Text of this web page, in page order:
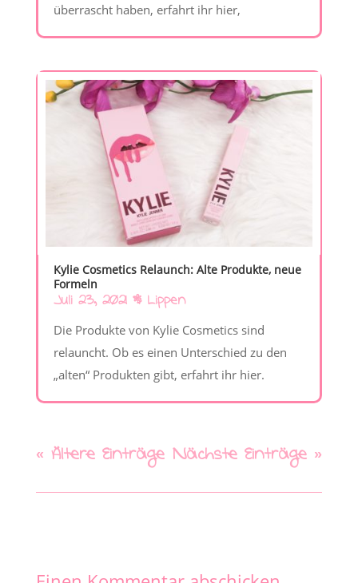
überrascht haben, erfahrt ihr hier,
Kylie Cosmetics Relaunch: Alte Produkte, neue
Formeln
Juli 23, 2021| Lippen
Die Produkte von Kylie Cosmetics sind
relauncht. Ob es einen Unterschied zu den
„alten“ Produkten gibt, erfahrt ihr hier.
« Ältere Einträge Nächste Einträge »